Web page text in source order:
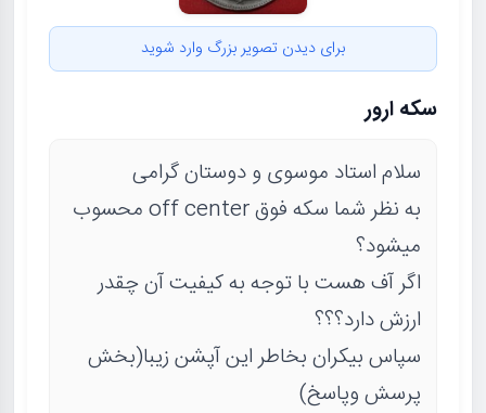
برای دیدن تصویر بزرگ وارد شوید
سکه ارور
سلام استاد موسوی و دوستان گرامی
به نظر شما سکه فوق off center محسوب
میشود؟
اگر آف هست با توجه به کیفیت آن چقدر
ارزش دارد؟؟؟
سپاس بیکران بخاطر این آپشن زیبا(بخش
پرسش وپاسخ)